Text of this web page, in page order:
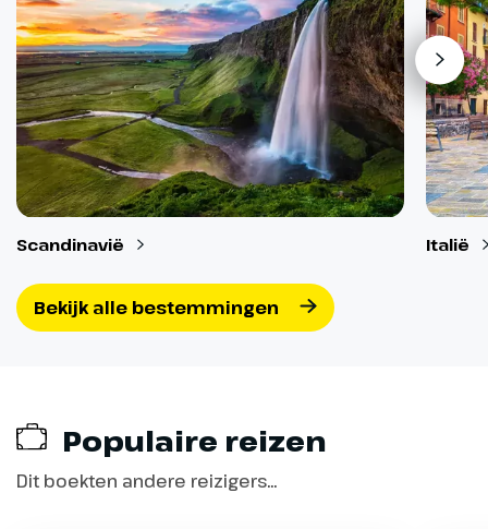
Scandinavië Italië
Bekijk alle bestemmingen
Populaire reizen
Dit boekten andere reizigers...